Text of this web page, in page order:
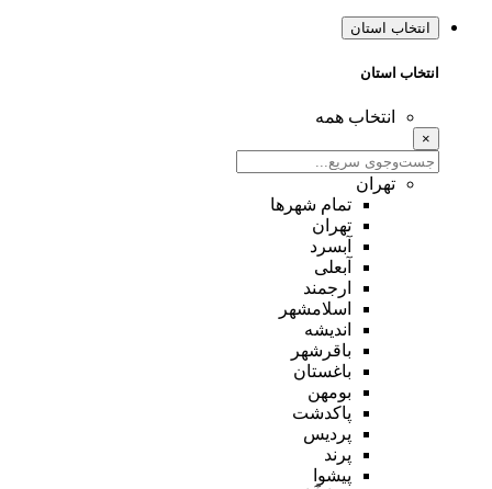
انتخاب استان
انتخاب استان
انتخاب همه
×
تهران
تمام شهر‌ها
تهران
آبسرد
آبعلی
ارجمند
اسلامشهر
اندیشه
باقرشهر
باغستان
بومهن
پاکدشت
پردیس
پرند
پیشوا